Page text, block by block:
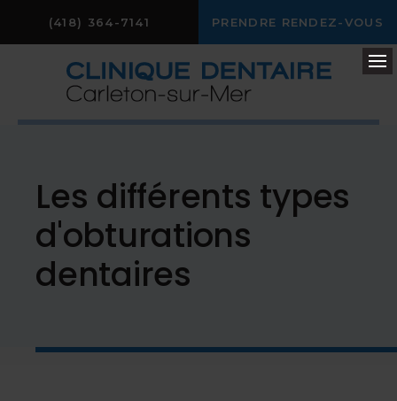
(418) 364-7141 PRENDRE RENDEZ-VOUS
Les différents types
d'obturations
dentaires